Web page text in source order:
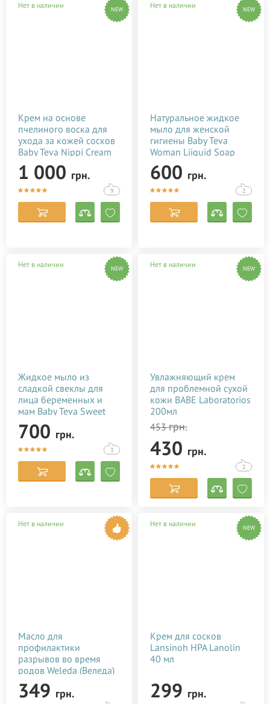
Нет в наличии NEW
Крем на основе
пчелиного воска для
ухода за кожей сосков
Baby Teva Nippi Cream
50 мл
1 000 грн.
9
Нет в наличии NEW
Натуральное жидкое
мыло для женской
гигиены Baby Teva
Woman Liiquid Soap
250 мл
600 грн.
2
Нет в наличии NEW
Жидкое мыло из
сладкой свеклы для
лица беременных и
мам Baby Teva Sweet
Soap 180 мл
700 грн.
3
Нет в наличии NEW
Увлажняющий крем
для проблемной сухой
кожи BABE Laboratorios
200мл
453грн.
430 грн.
2
Нет в наличии
Масло для
профилактики
разрывов во время
родов Weleda (Веледа)
50 мл
349 грн.
Нет в наличии NEW
Крем для сосков
Lansinoh HPA Lanolin
40 мл
299 грн.